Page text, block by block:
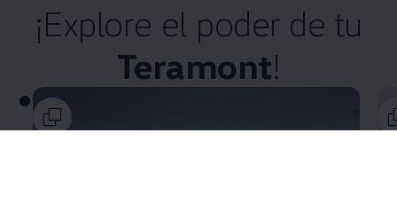
¡Explore el poder de tu
Teramont!​